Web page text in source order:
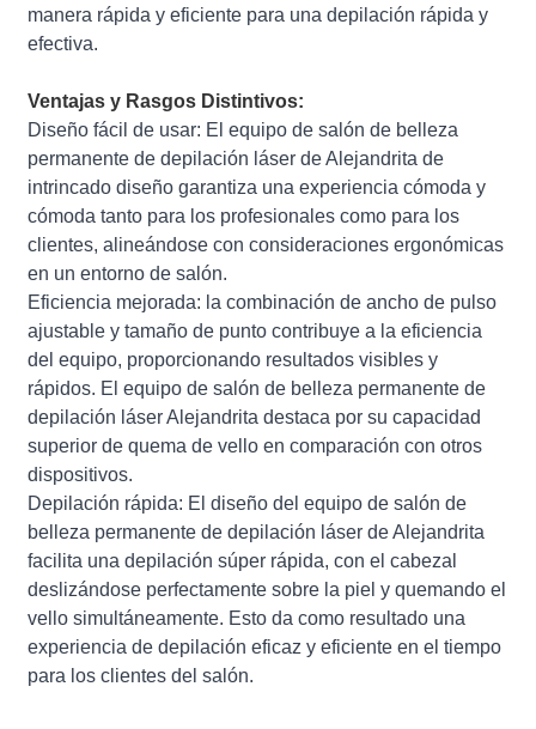
manera rápida y eficiente para una depilación rápida y
efectiva.
Ventajas y Rasgos Distintivos:
Diseño fácil de usar: El equipo de salón de belleza
permanente de depilación láser de Alejandrita de
intrincado diseño garantiza una experiencia cómoda y
cómoda tanto para los profesionales como para los
clientes, alineándose con consideraciones ergonómicas
en un entorno de salón.
Eficiencia mejorada: la combinación de ancho de pulso
ajustable y tamaño de punto contribuye a la eficiencia
del equipo, proporcionando resultados visibles y
rápidos. El equipo de salón de belleza permanente de
depilación láser Alejandrita destaca por su capacidad
superior de quema de vello en comparación con otros
dispositivos.
Depilación rápida: El diseño del equipo de salón de
belleza permanente de depilación láser de Alejandrita
facilita una depilación súper rápida, con el cabezal
deslizándose perfectamente sobre la piel y quemando el
vello simultáneamente. Esto da como resultado una
experiencia de depilación eficaz y eficiente en el tiempo
para los clientes del salón.